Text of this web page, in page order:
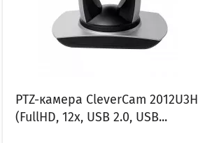
PTZ-камера CleverCam 2012U3H
(FullHD, 12x, USB 2.0, USB...